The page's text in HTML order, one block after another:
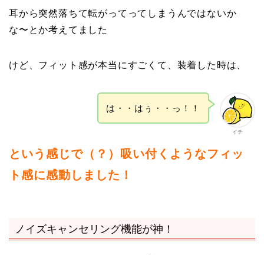
耳から突然落ちて転がってってしまうんではないか
な〜とか考えてました
けど、フィット感が本当にすごくて、装着した時は、
イチ
は・・はぅ・・っ！！
という感じで（？）吸い付くようなフィッ
ト感に感動しました！
ノイズキャンセリング機能が神！